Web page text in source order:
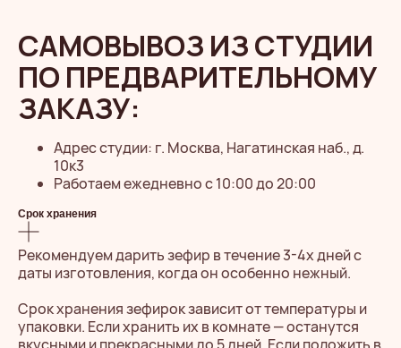
САМОВЫВОЗ ИЗ СТУДИИ
ПО ПРЕДВАРИТЕЛЬНОМУ
ЗАКАЗУ:
Адрес студии: г. Москва, Нагатинская наб., д.
10к3
Работаем ежедневно с 10:00 до 20:00
Срок хранения
Рекомендуем дарить зефир в течение 3-4х дней с
даты изготовления, когда он особенно нежный.
Срок хранения зефирок зависит от температуры и
упаковки. Если хранить их в комнате — останутся